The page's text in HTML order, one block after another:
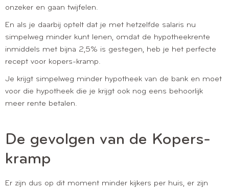
onzeker en gaan twijfelen.
En als je daarbij optelt dat je met hetzelfde salaris nu
simpelweg minder kunt lenen, omdat de hypotheekrente
inmiddels met bijna 2,5% is gestegen, heb je het perfecte
recept voor kopers-kramp.
Je krijgt simpelweg minder hypotheek van de bank en moet
voor die hypotheek die je krijgt ook nog eens behoorlijk
meer rente betalen.
De gevolgen van de Kopers-
kramp
Er zijn dus op dit moment minder kijkers per huis, er zijn